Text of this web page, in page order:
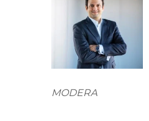
MODERA